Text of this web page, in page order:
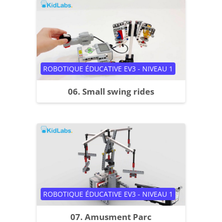
06. Small swing rides
Catégorie de cours
ROBOTIQUE ÉDUCATIVE EV3 - NIVEAU 1
07. Amusment Parc
Catégorie de cours
ROBOTIQUE ÉDUCATIVE EV3 - NIVEAU 1